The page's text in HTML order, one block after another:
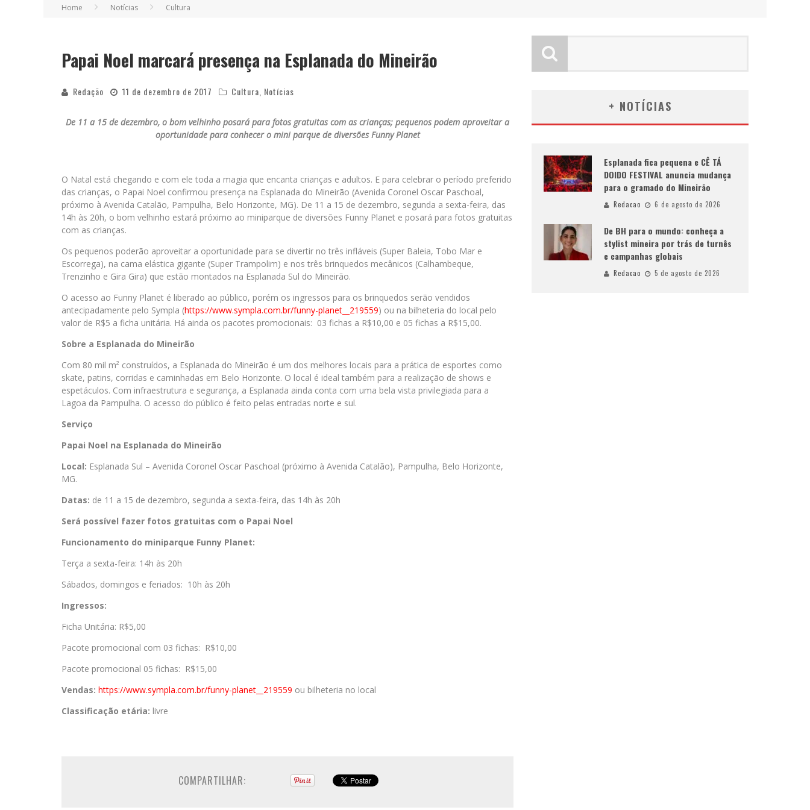
E
SPLANADA FICA PEQUENA E CÊ TÁ DOIDO FESTIVAL ANUNCIA MUDANÇA PARA O GRAMADO DO MINEIRÃO
Home Notícias Cultura
Papai Noel marcará presença na Esplanada do Mineirão
Redação 11 de dezembro de 2017 Cultura Notícias
De 11 a 15 de dezembro, o bom velhinho posará para fotos gratuitas com as crianças; pequenos podem aproveitar a
oportunidade para conhecer o mini parque de diversões Funny Planet
O Natal está chegando e com ele toda a magia que encanta crianças e adultos. E para celebrar o período preferido
das crianças, o Papai Noel confirmou presença na Esplanada do Mineirão (Avenida Coronel Oscar Paschoal,
próximo à Avenida Catalão, Pampulha, Belo Horizonte, MG). De 11 a 15 de dezembro, segunda a sexta-feira, das
14h às 20h, o bom velhinho estará próximo ao miniparque de diversões Funny Planet e posará para fotos gratuitas
com as crianças.
Os pequenos poderão aproveitar a oportunidade para se divertir no três infláveis (Super Baleia, Tobo Mar e
Escorrega), na cama elástica gigante (Super Trampolim) e nos três brinquedos mecânicos (Calhambeque,
Trenzinho e Gira Gira) que estão montados na Esplanada Sul do Mineirão.
O acesso ao Funny Planet é liberado ao público, porém os ingressos para os brinquedos serão vendidos
antecipadamente pelo Sympla (https://www.sympla.com.br/funny-planet__219559) ou na bilheteria do local pelo
valor de R$5 a ficha unitária. Há ainda os pacotes promocionais: 03 fichas a R$10,00 e 05 fichas a R$15,00.
Sobre a Esplanada do Mineirão
Com 80 mil m² construídos, a Esplanada do Mineirão é um dos melhores locais para a prática de esportes como
skate, patins, corridas e caminhadas em Belo Horizonte. O local é ideal também para a realização de shows e
espetáculos. Com infraestrutura e segurança, a Esplanada ainda conta com uma bela vista privilegiada para a
Lagoa da Pampulha. O acesso do público é feito pelas entradas norte e sul.
Serviço
Papai Noel na Esplanada do Mineirão
Local: Esplanada Sul – Avenida Coronel Oscar Paschoal (próximo à Avenida Catalão), Pampulha, Belo Horizonte,
MG.
Datas: de 11 a 15 de dezembro, segunda a sexta-feira, das 14h às 20h
Será possível fazer fotos gratuitas com o Papai Noel
Funcionamento do miniparque Funny Planet:
Terça a sexta-feira: 14h às 20h
Sábados, domingos e feriados: 10h às 20h
Ingressos:
Ficha Unitária: R$5,00
Pacote promocional com 03 fichas: R$10,00
Pacote promocional 05 fichas: R$15,00
Vendas: https://www.sympla.com.br/funny-planet__219559 ou bilheteria no local
Classificação etária: livre
COMPARTILHAR:
+ NOTÍCIAS
Esplanada fica pequena e CÊ TÁ
DOIDO FESTIVAL anuncia mudança
para o gramado do Mineirão
Redacao 6 de agosto de 2026
De BH para o mundo: conheça a
stylist mineira por trás de turnês
e campanhas globais
Redacao 5 de agosto de 2026